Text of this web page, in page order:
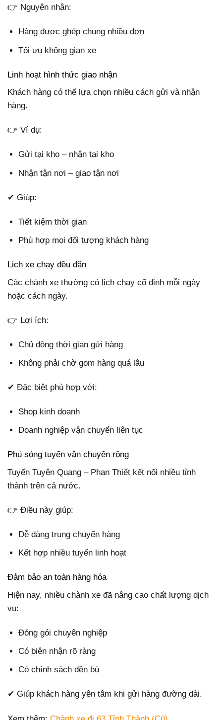
👉 Nguyên nhân:
Hàng được ghép chung nhiều đơn
Tối ưu không gian xe
Linh hoạt hình thức giao nhận
Khách hàng có thể lựa chọn nhiều cách gửi và nhận
hàng.
👉 Ví dụ:
Gửi tại kho – nhận tại kho
Nhận tận nơi – giao tận nơi
✔ Giúp:
Tiết kiệm thời gian
Phù hợp mọi đối tượng khách hàng
Lịch xe chạy đều đặn
Các chành xe thường có lịch chạy cố định mỗi ngày
hoặc cách ngày.
👉 Lợi ích:
Chủ động thời gian gửi hàng
Không phải chờ gom hàng quá lâu
✔ Đặc biệt phù hợp với:
Shop kinh doanh
Doanh nghiệp vận chuyển liên tục
Phủ sóng tuyến vận chuyển rộng
Tuyến Tuyên Quang – Phan Thiết kết nối nhiều tỉnh
thành trên cả nước.
👉 Điều này giúp:
Dễ dàng trung chuyển hàng
Kết hợp nhiều tuyến linh hoạt
Đảm bảo an toàn hàng hóa
Hiện nay, nhiều chành xe đã nâng cao chất lượng dịch
vụ:
Đóng gói chuyên nghiệp
Có biên nhận rõ ràng
Có chính sách đền bù
✔ Giúp khách hàng yên tâm khi gửi hàng đường dài.